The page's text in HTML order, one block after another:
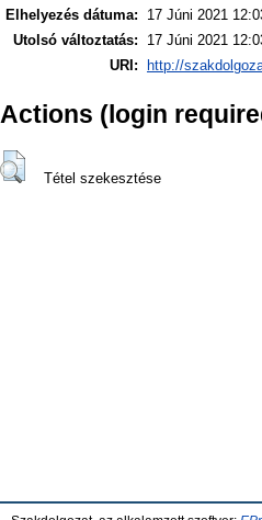
Elhelyezés dátuma:
17 Júni 2021
Utolsó változtatás:
17 Júni 2021
URI:
http://
Actions (login
Tétel szekesztése